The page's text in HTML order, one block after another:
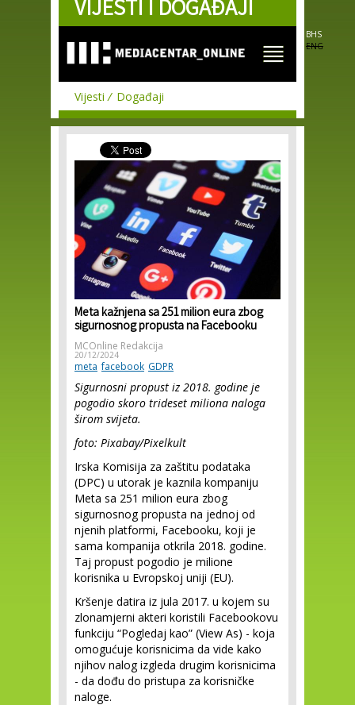
Skip to
main
VIJESTI I DOGAĐAJI
BHS
ENG
Vijesti Događaji
Meta kažnjena sa 251 milion eura zbog
sigurnosnog propusta na Facebooku
MCOnline Redakcija
20/12/2024
meta facebook GDPR
Sigurnosni propust iz 2018. godine je
pogodio skoro trideset miliona naloga
širom svijeta.
foto: Pixabay/Pixelkult
Irska Komisija za zaštitu podataka
(DPC) u utorak je kaznila kompaniju
Meta sa 251 milion eura zbog
sigurnosnog propusta na jednoj od
njenih platformi, Facebooku, koji je
sama kompanija otkrila 2018. godine.
Taj propust pogodio je milione
korisnika u Evropskoj uniji (EU).
Kršenje datira iz jula 2017. u kojem su
zlonamjerni akteri koristili Facebookovu
funkciju “Pogledaj kao” (View As) - koja
omogućuje korisnicima da vide kako
njihov nalog izgleda drugim korisnicima
- da dođu do pristupa za korisničke
naloge.